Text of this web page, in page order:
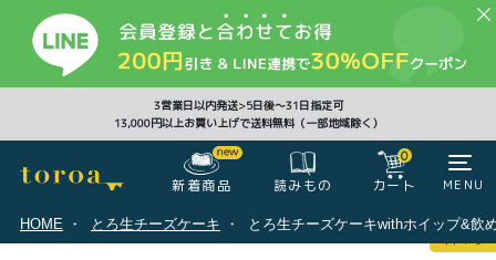
3営業日以内発送>5日後〜31日指定可
13,000円以上お買い上げで送料無料（一部地域除く）
新着商品 読みもの
0
カート MENU
CLOSE
0
HOME とろ生チーズケーキ とろ生チーズケーキwithホイップ&飲